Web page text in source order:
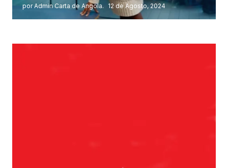
por Admin Carta de Angola. 12 de Agosto, 2024